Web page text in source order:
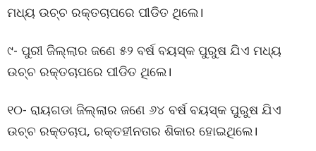
ମଧ୍ୟ ଉଚ୍ଚ ରକ୍ତଚାପରେ ପୀଡିତ ଥିଲେ।
୯- ପୁରୀ ଜିଲ୍ଲାର ଜଣେ ୫୨ ବର୍ଷ ବୟସ୍କ ପୁରୁଷ ଯିଏ ମଧ୍ୟ
ଉଚ୍ଚ ରକ୍ତଚାପରେ ପୀଡିତ ଥିଲେ।
୧୦- ରାୟଗଡା ଜିଲ୍ଲାର ଜଣେ ୬୪ ବର୍ଷ ବୟସ୍କ ପୁରୁଷ ଯିଏ
ଉଚ୍ଚ ରକ୍ତଚାପ, ରକ୍ତହୀନତାର ଶିକାର ହୋଇଥିଲେ।